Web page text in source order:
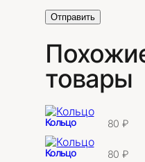
товары
Кольцо 80₽
Кольцо 80₽